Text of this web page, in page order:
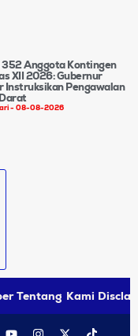
352 Anggota Kontingen
XII 2026: Gubernur
Instruksikan Pengawalan
08-08-2026
Tentang Kami